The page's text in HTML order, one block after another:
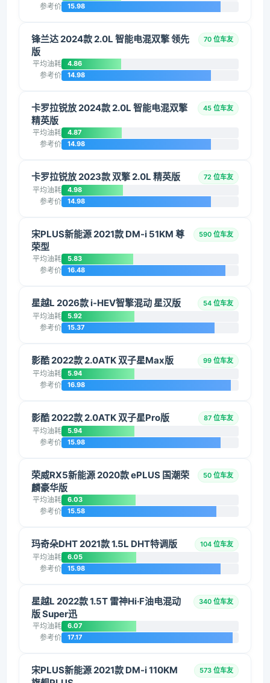
参考价 15.98
锋兰达 2024款 2.0L 智能电混双擎 领先
版
70 位车友
平均油耗 4.86
参考价 14.98
卡罗拉锐放 2024款 2.0L 智能电混双擎
精英版
45 位车友
平均油耗 4.87
参考价 14.98
卡罗拉锐放 2023款 双擎 2.0L 精英版 72 位车友
平均油耗 4.98
参考价 14.98
宋PLUS新能源 2021款 DM-i 51KM 尊
荣型
590 位车友
平均油耗 5.83
参考价 16.48
星越L 2026款 i-HEV智擎混动 星汉版 54 位车友
平均油耗 5.92
参考价 15.37
影酷 2022款 2.0ATK 双子星Max版 99 位车友
平均油耗 5.94
参考价 16.98
影酷 2022款 2.0ATK 双子星Pro版 87 位车友
平均油耗 5.94
参考价 15.98
荣威RX5新能源 2020款 ePLUS 国潮荣
麟豪华版
50 位车友
平均油耗 6.03
参考价 15.58
玛奇朵DHT 2021款 1.5L DHT特调版 104 位车友
平均油耗 6.05
参考价 15.98
星越L 2022款 1.5T 雷神Hi·F油电混动
版 Super迅
340 位车友
平均油耗 6.07
参考价 17.17
宋PLUS新能源 2021款 DM-i 110KM
573 位车友